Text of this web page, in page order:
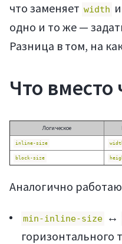
что заменяет width и
одно и то же —
Разница в том, на
Что вместо
Логическое
inline-size
block-size
Аналогично
min-inline-size ↔
горизонтального